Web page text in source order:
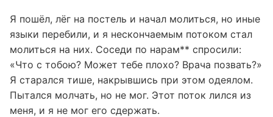
Я пошёл, лёг на постель и начал молиться, но иные
языки перебили, и я нескончаемым потоком стал
молиться на них. Соседи по нарам** спросили:
«Что с тобою? Может тебе плохо? Врача позвать?»
Я старался тише, накрывшись при этом одеялом.
Пытался молчать, но не мог. Этот поток лился из
меня, и я не мог его сдержать.